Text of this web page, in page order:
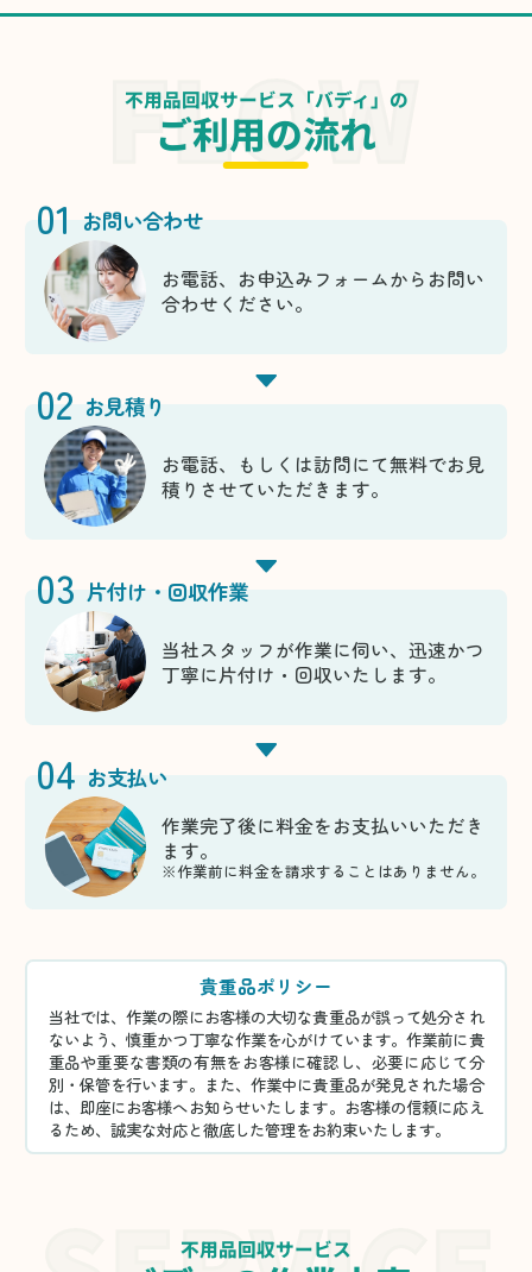
不用品回収サービス「バディ」の
ご利用の流れ
01 お問い合わせ
お電話、お申込みフォームからお問い
合わせください。
02 お見積り
お電話、もしくは訪問にて無料でお見
積りさせていただきます。
03 片付け・回収作業
当社スタッフが作業に伺い、迅速かつ
丁寧に片付け・回収いたします。
04 お支払い
作業完了後に料金をお支払いいただき
ます。
※作業前に料金を請求することはありません。
貴重品ポリシー
当社では、作業の際にお客様の大切な貴重品が誤って処分され
ないよう、慎重かつ丁寧な作業を心がけています。作業前に貴
重品や重要な書類の有無をお客様に確認し、必要に応じて分
別・保管を行います。また、作業中に貴重品が発見された場合
は、即座にお客様へお知らせいたします。お客様の信頼に応え
るため、誠実な対応と徹底した管理をお約束いたします。
不用品回収サービス